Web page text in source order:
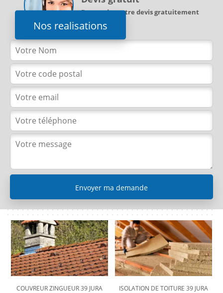
Nos realisations
Demandez votre devis gratuitement
COUVREUR ZINGUEUR 39 JURA ISOLATION DE TOITURE 39 JURA